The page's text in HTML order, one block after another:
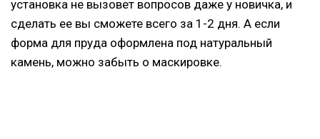
установка не вызовет вопросов даже у новичка, и
сделать ее вы сможете всего за 1-2 дня. А если
форма для пруда оформлена под натуральный
камень, можно забыть о маскировке.